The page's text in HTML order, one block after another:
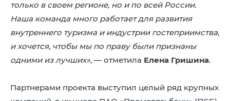
только в своем регионе, но и по всей России.
Наша команда много работает для развития
внутреннего туризма и индустрии гостеприимства,
и хочется, чтобы мы по праву были признаны
одними из лучших», — отметила Елена Гришина.
Партнерами проекта выступил целый ряд крупных